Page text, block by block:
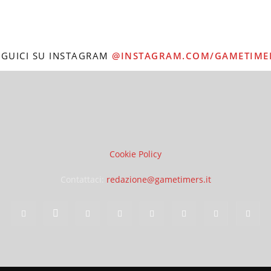
SU INSTAGRAM @INSTAGRAM.COM/
Cookie Policy
redazione@gametimers.it